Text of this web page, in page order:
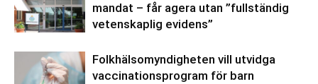
mandat – får agera utan ”fullständig
vetenskaplig evidens”
Folkhälsomyndigheten vill utvidga
vaccinationsprogram för barn